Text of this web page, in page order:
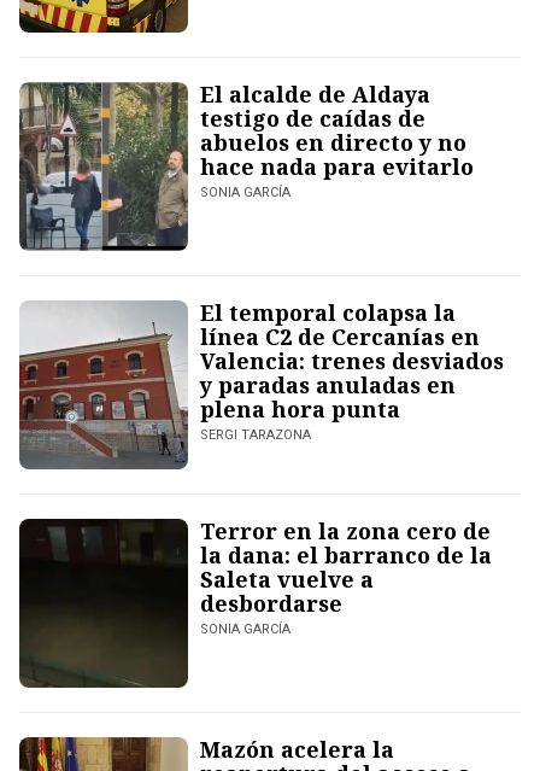
El alcalde de Aldaya
testigo de caídas de
abuelos en directo y no
hace nada para evitarlo
SONIA GARCÍA
El temporal colapsa la
línea C2 de Cercanías en
Valencia: trenes desviados
y paradas anuladas en
plena hora punta
SERGI TARAZONA
Terror en la zona cero de
la dana: el barranco de la
Saleta vuelve a
desbordarse
SONIA GARCÍA
Mazón acelera la